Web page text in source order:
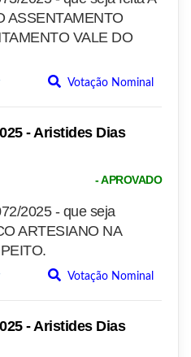
ASSENTAMENTO
VALE DO
Votação Nominal
- Aristides Dias
- APROVADO
2025 - que seja
ARTESIANO NA
Votação Nominal
- Aristides Dias